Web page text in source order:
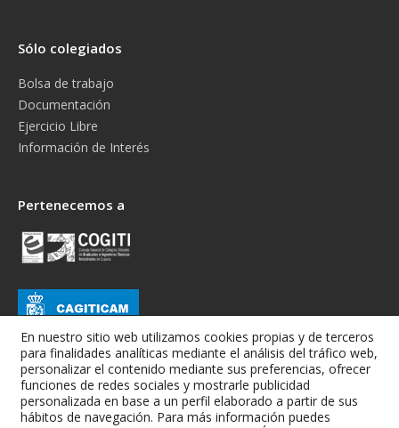
Sólo colegiados
Bolsa de trabajo
Documentación
Ejercicio Libre
Información de Interés
Pertenecemos a
En nuestro sitio web utilizamos cookies propias y de terceros
para finalidades analíticas mediante el análisis del tráfico web,
personalizar el contenido mediante sus preferencias, ofrecer
funciones de redes sociales y mostrarle publicidad
personalizada en base a un perfil elaborado a partir de sus
hábitos de navegación. Para más información puedes